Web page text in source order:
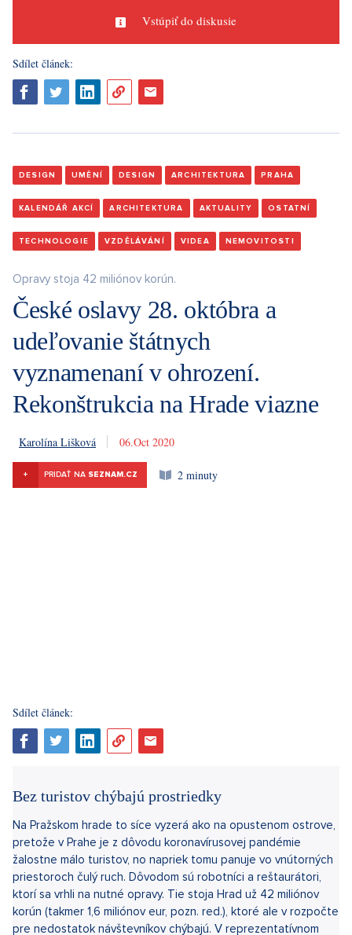
Vstúpiť do diskusie
Sdílet článek:
DESIGN UMĚNÍ DESIGN ARCHITEKTURA PRAHA
KALENDÁŘ AKCÍ ARCHITEKTURA AKTUALITY OSTATNÍ
TECHNOLOGIE VZDĚLÁVÁNÍ VIDEA NEMOVITOSTI
Opravy stoja 42 miliónov korún.
České oslavy 28. októbra a
udeľovanie štátnych
vyznamenaní v ohrození.
Rekonštrukcia na Hrade viazne
Karolína Lišková 6. 10. 2020
+ PRIDAŤ NA SEZNAM.CZ 2 minuty
Sdílet článek:
Bez turistov chýbajú prostriedky
Na Pražskom hrade to síce vyzerá ako na opustenom ostrove,
pretože v Prahe je z dôvodu koronavírusovej pandémie
žalostne málo turistov, no napriek tomu panuje vo vnútorných
priestoroch čulý ruch. Dôvodom sú robotníci a reštaurátori,
ktorí sa vrhli na nutné opravy. Tie stoja Hrad už 42 miliónov
korún (takmer 1,6 miliónov eur, pozn. red.), ktoré ale v rozpočte
pre nedostatok návštevníkov chýbajú. V reprezentatívnom